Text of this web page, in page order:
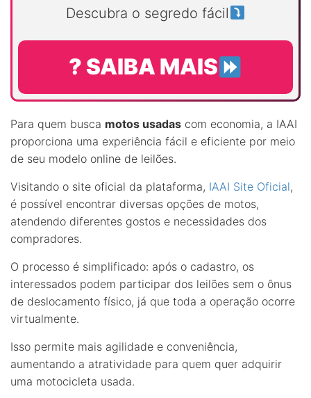
Descubra o segredo fácil
? SAIBA MAIS
Para quem busca motos usadas com economia, a IAAI
proporciona uma experiência fácil e eficiente por meio
de seu modelo online de leilões.
Visitando o site oficial da plataforma, IAAI Site Oficial,
é possível encontrar diversas opções de motos,
atendendo diferentes gostos e necessidades dos
compradores.
O processo é simplificado: após o cadastro, os
interessados podem participar dos leilões sem o ônus
de deslocamento físico, já que toda a operação ocorre
virtualmente.
Isso permite mais agilidade e conveniência,
aumentando a atratividade para quem quer adquirir
uma motocicleta usada.